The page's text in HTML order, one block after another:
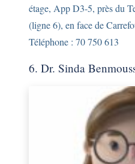
étage, App D3-5, près du
(ligne 6), en face de
Téléphone : 70 750 613
6. Dr. Sinda